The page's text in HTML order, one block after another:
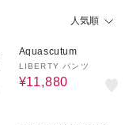
人気順
Aquascutum
LIBERTY パンツ
¥11,880